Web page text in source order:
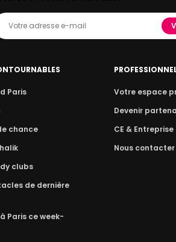
Paris
chance
clubs
de dernière
Paris ce week-
Votre espace
Devenir
CE & Entreprise
Nous contacter